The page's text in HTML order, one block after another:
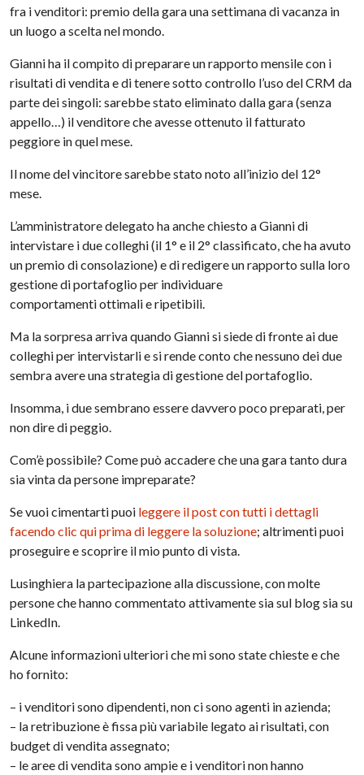
fra i venditori: premio della gara una settimana di vacanza in
un luogo a scelta nel mondo.
Gianni ha il compito di preparare un rapporto mensile con i
risultati di vendita e di tenere sotto controllo l’uso del CRM da
parte dei singoli: sarebbe stato eliminato dalla gara (senza
appello…) il venditore che avesse ottenuto il fatturato
peggiore in quel mese.
Il nome del vincitore sarebbe stato noto all’inizio del 12°
mese.
L’amministratore delegato ha anche chiesto a Gianni di
intervistare i due colleghi (il 1° e il 2° classificato, che ha avuto
un premio di consolazione) e di redigere un rapporto sulla loro
gestione di portafoglio per individuare
comportamenti ottimali e ripetibili.
Ma la sorpresa arriva quando Gianni si siede di fronte ai due
colleghi per intervistarli e si rende conto che nessuno dei due
sembra avere una strategia di gestione del portafoglio.
Insomma, i due sembrano essere davvero poco preparati, per
non dire di peggio.
Com’è possibile? Come può accadere che una gara tanto dura
sia vinta da persone impreparate?
Se vuoi cimentarti puoi leggere il post con tutti i dettagli
facendo clic qui prima di leggere la soluzione; altrimenti puoi
proseguire e scoprire il mio punto di vista.
Lusinghiera la partecipazione alla discussione, con molte
persone che hanno commentato attivamente sia sul blog sia su
LinkedIn.
Alcune informazioni ulteriori che mi sono state chieste e che
ho fornito:
– i venditori sono dipendenti, non ci sono agenti in azienda;
– la retribuzione è fissa più variabile legato ai risultati, con
budget di vendita assegnato;
– le aree di vendita sono ampie e i venditori non hanno